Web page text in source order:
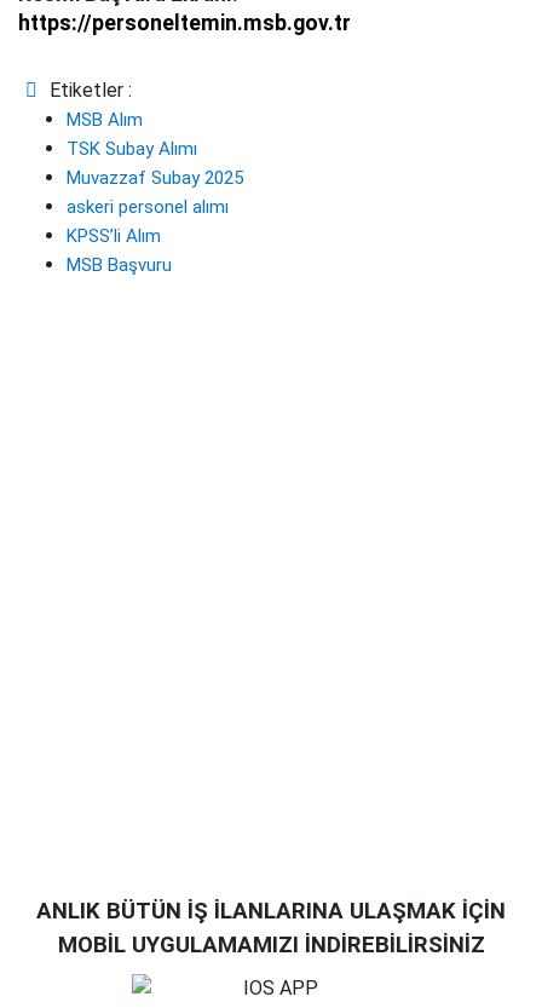
https://personeltemin.msb.gov.tr
Etiketler :
MSB Alım
TSK Subay Alımı
Muvazzaf Subay 2025
askeri personel alımı
KPSS’li Alım
MSB Başvuru
ANLIK BÜTÜN İŞ İLANLARINA ULAŞMAK İÇİN
MOBİL UYGULAMAMIZI İNDİREBİLİRSİNİZ